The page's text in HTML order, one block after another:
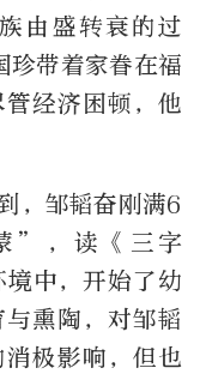
由盛转衰的过
带着家眷在福
经济困顿，他
，邹韬奋刚满6
”，读《三字
中，开始了幼
熏陶，对邹韬
极影响，但也